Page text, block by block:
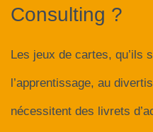
Consulting ?
Les jeux de cartes, qu’ils
l’apprentissage, au
nécessitent des livrets